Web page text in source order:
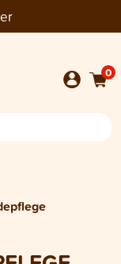
0